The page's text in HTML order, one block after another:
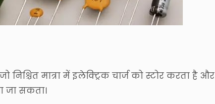
मात्रा में इलेक्ट्रिक चार्ज को स्टोर करता है और
जा सकता।